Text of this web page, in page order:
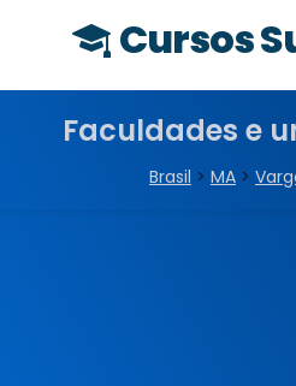
Cursos
Faculdades e
Brasil > MA >